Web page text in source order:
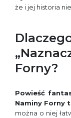
że i jej historia
Forny?
Powieść
Naminy Forny
można o niej